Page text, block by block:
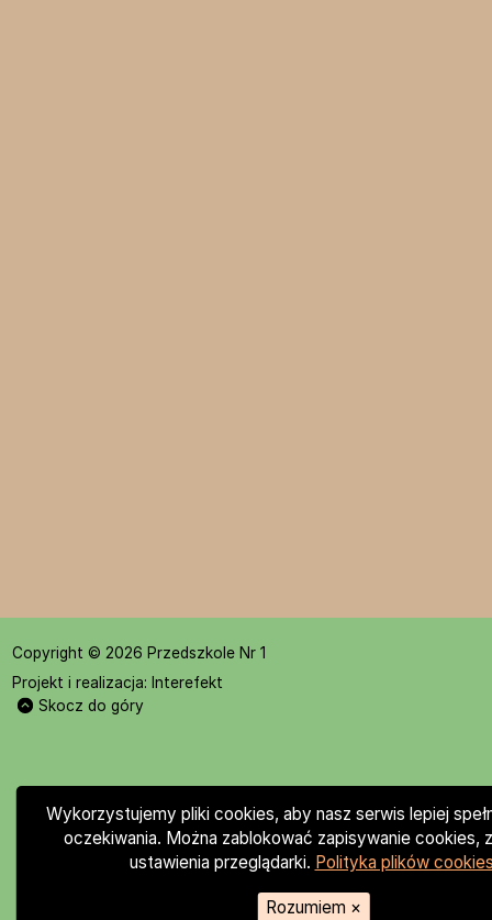
Wykorzystujemy pliki cookies, aby nasz serwis lepiej
oczekiwania. Można zablokować zapisywanie cookies,
ustawienia przeglądarki. Polityka plików
Rozumiem ×
Copyright © 2026 Przedszkole Nr 1
Projekt i realizacja: Interefekt
Skocz do góry